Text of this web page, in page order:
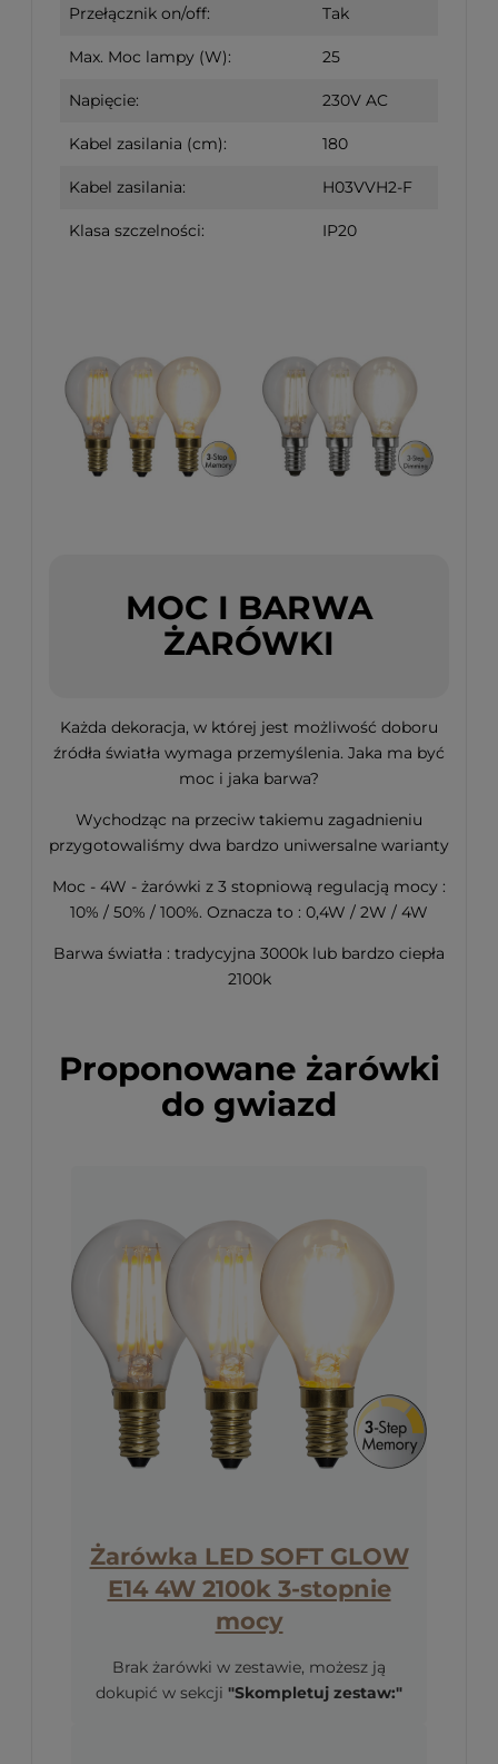
Przełącznik on/off: Tak
Max. Moc lampy (W): 25
Napięcie: 230V AC
Kabel zasilania (cm): 180
Kabel zasilania: H03VVH2-F
Klasa szczelności: IP20
MOC I BARWA
ŻARÓWKI
Każda dekoracja, w której jest możliwość doboru
źródła światła wymaga przemyślenia. Jaka ma być
moc i jaka barwa?
Wychodząc na przeciw takiemu zagadnieniu
przygotowaliśmy dwa bardzo uniwersalne warianty
Moc - 4W - żarówki z 3 stopniową regulacją mocy :
10% / 50% / 100%. Oznacza to : 0,4W / 2W / 4W
Barwa światła : tradycyjna 3000k lub bardzo ciepła
2100k
Proponowane żarówki
do gwiazd
Żarówka LED SOFT GLOW
E14 4W 2100k 3-stopnie
mocy
Brak żarówki w zestawie, możesz ją
dokupić w sekcji "Skompletuj zestaw:"